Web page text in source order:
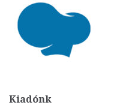
Kiadónk